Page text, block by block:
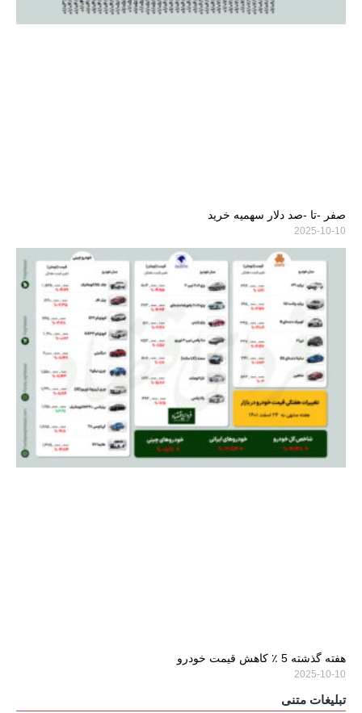
صفر -تا -صد دلار سهمیه خرید
2025-10-10
هفته گذشته 5 ٪ کاهش قیمت خودرو
2025-10-10
تبلیغات متنی